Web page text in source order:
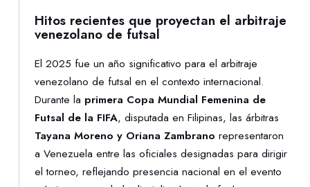
Hitos recientes que proyectan el arbitraje
venezolano de futsal
El 2025 fue un año significativo para el arbitraje
venezolano de futsal en el contexto internacional.
Durante la primera Copa Mundial Femenina de
Futsal de la FIFA, disputada en Filipinas, las árbitras
Tayana Moreno y Oriana Zambrano representaron
a Venezuela entre las oficiales designadas para dirigir
el torneo, reflejando presencia nacional en el evento